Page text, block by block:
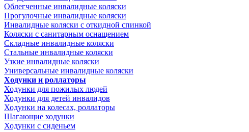
Облегченные инвалидные коляски
Прогулочные инвалидные коляски
Инвалидные коляски с откидной спинкой
Коляски с санитарным оснащением
Складные инвалидные коляски
Стальные инвалидные коляски
Узкие инвалидные коляски
Универсальные инвалидные коляски
Ходунки и роллаторы
Ходунки для пожилых людей
Ходунки для детей инвалидов
Ходунки на колесах, роллаторы
Шагающие ходунки
Ходунки с сиденьем